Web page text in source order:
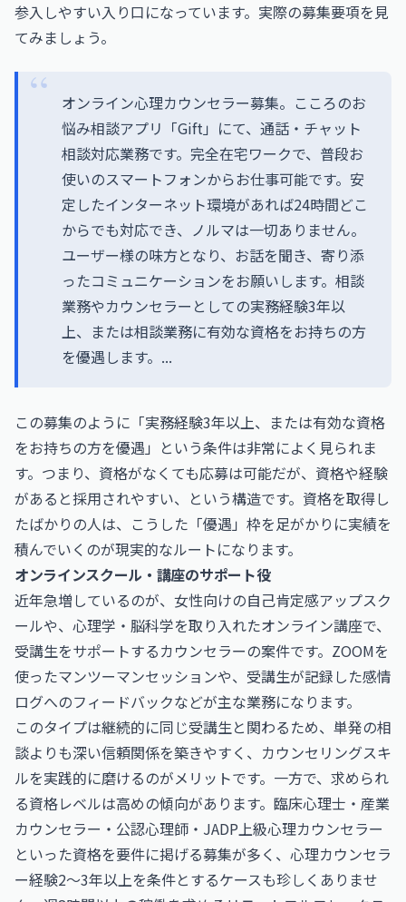
参入しやすい入り口になっています。実際の募集要項を見
てみましょう。
オンライン心理カウンセラー募集。こころのお
悩み相談アプリ「Gift」にて、通話・チャット
相談対応業務です。完全在宅ワークで、普段お
使いのスマートフォンからお仕事可能です。安
定したインターネット環境があれば24時間どこ
からでも対応でき、ノルマは一切ありません。
ユーザー様の味方となり、お話を聞き、寄り添
ったコミュニケーションをお願いします。相談
業務やカウンセラーとしての実務経験3年以
上、または相談業務に有効な資格をお持ちの方
を優遇します。...
この募集のように「実務経験3年以上、または有効な資格
をお持ちの方を優遇」という条件は非常によく見られま
す。つまり、資格がなくても応募は可能だが、資格や経験
があると採用されやすい、という構造です。資格を取得し
たばかりの人は、こうした「優遇」枠を足がかりに実績を
積んでいくのが現実的なルートになります。
オンラインスクール・講座のサポート役
近年急増しているのが、女性向けの自己肯定感アップスク
ールや、心理学・脳科学を取り入れたオンライン講座で、
受講生をサポートするカウンセラーの案件です。ZOOMを
使ったマンツーマンセッションや、受講生が記録した感情
ログへのフィードバックなどが主な業務になります。
このタイプは継続的に同じ受講生と関わるため、単発の相
談よりも深い信頼関係を築きやすく、カウンセリングスキ
ルを実践的に磨けるのがメリットです。一方で、求められ
る資格レベルは高めの傾向があります。臨床心理士・産業
カウンセラー・公認心理師・JADP上級心理カウンセラー
といった資格を要件に掲げる募集が多く、心理カウンセラ
ー経験2〜3年以上を条件とするケースも珍しくありませ